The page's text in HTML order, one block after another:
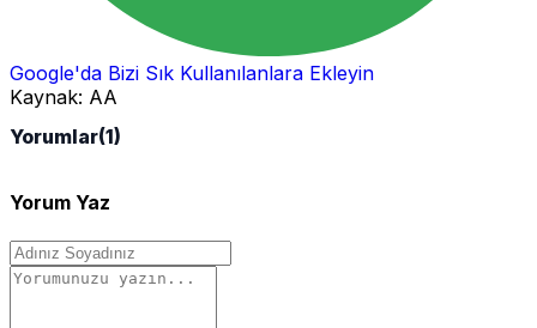
Google'da Bizi Sık Kullanılanlara Ekleyin
Kaynak: AA
Yorumlar(1)
Yorum Yaz